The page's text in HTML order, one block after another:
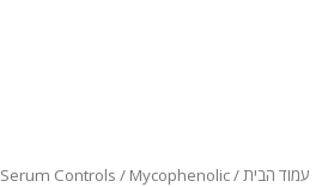
עמוד הבית/
Serum Controls / Mycophenolic